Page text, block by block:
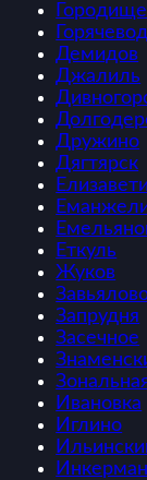
Городище
Демидов
Джалиль
Дружино
Дягтярск
Еткуль
Жуков
Запрудня
Засечное
Ивановка
Иглино
Инкерман